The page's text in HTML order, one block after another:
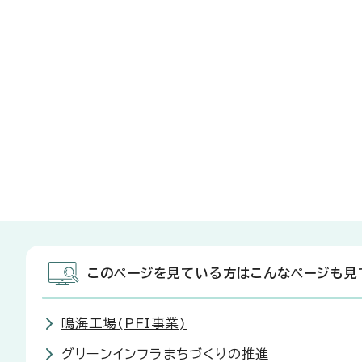
このページを見ている方はこんなページも見
鳴海工場(PFI事業)
グリーンインフラまちづくりの推進